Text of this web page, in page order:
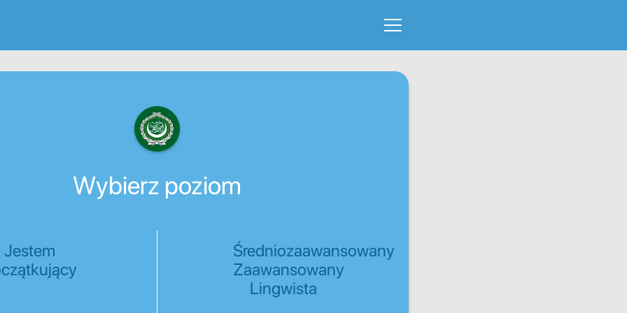
Wybierz poziom
Jestem
Średniozaawansowany
Zaawansowany
Lingwista